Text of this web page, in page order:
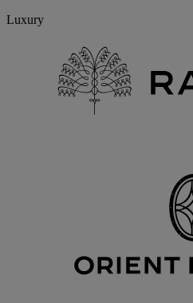
Luxury